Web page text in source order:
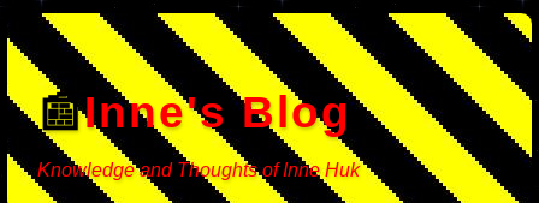
Inne's Blog
Knowledge and Thoughts of Inne Huk